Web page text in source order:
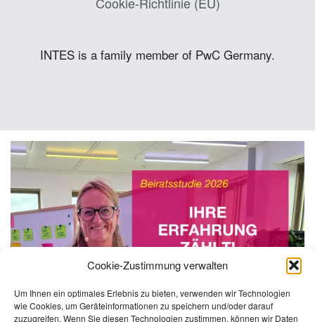
Cookie-Zustimmung verwalten
Um Ihnen ein optimales Erlebnis zu bieten, verwenden wir Technologien
wie Cookies, um Geräteinformationen zu speichern und/oder darauf
zuzugreifen. Wenn Sie diesen Technologien zustimmen, können wir Daten
INTES is a family member of PwC Germany.